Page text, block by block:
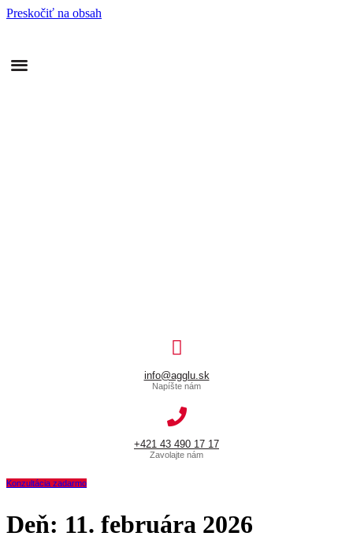
Preskočiť na obsah
info@agglu.sk
Napíšte nám
+421 43 490 17 17
Zavolajte nám
Konzultácia zadarmo
Deň: 11. februára 2026